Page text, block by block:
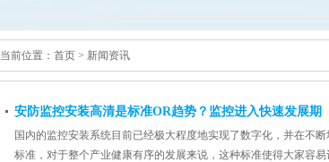
当前位置： 首页 > 新闻资讯
安防监控安装高清是标准OR趋势？监控进入快速发展期
国内的监控安装系统目前已经极大程度地实现了数字化，并在
标准，对于整个产业健康有序的发展来说，这种标准使得大家容